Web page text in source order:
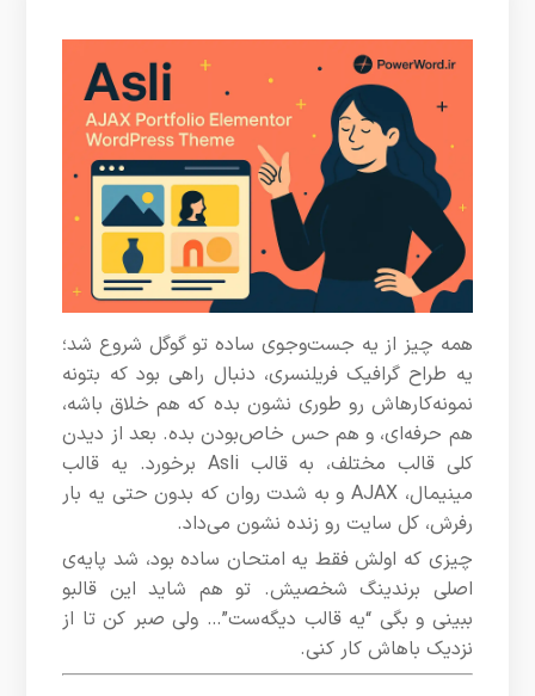
همه چیز از یه جست‌وجوی ساده تو گوگل شروع شد؛
یه طراح گرافیک فریلنسری، دنبال راهی بود که بتونه
نمونه‌کارهاش رو طوری نشون بده که هم خلاق باشه،
هم حرفه‌ای، و هم حس خاص‌بودن بده. بعد از دیدن
کلی قالب مختلف، به قالب Asli برخورد. یه قالب
مینیمال، AJAX و به شدت روان که بدون حتی یه بار
رفرش، کل سایت رو زنده نشون می‌داد.
چیزی که اولش فقط یه امتحان ساده بود، شد پایه‌ی
اصلی برندینگ شخصیش. تو هم شاید این قالبو
ببینی و بگی “یه قالب دیگه‌ست”… ولی صبر کن تا از
نزدیک باهاش کار کنی.